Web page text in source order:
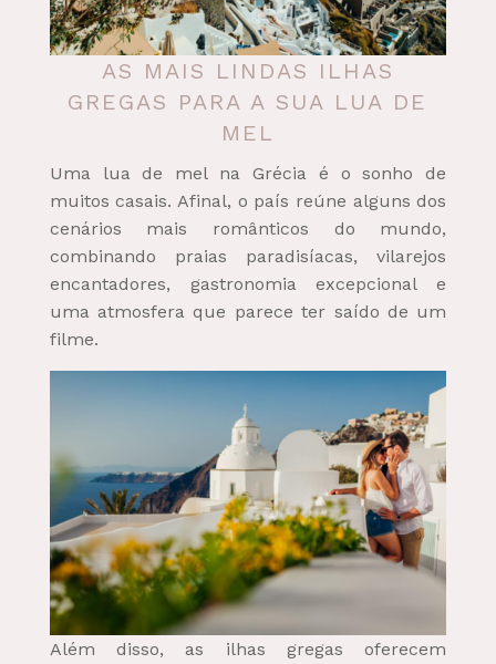
AS MAIS LINDAS ILHAS
GREGAS PARA A SUA LUA DE
MEL
Uma lua de mel na Grécia é o sonho de
muitos casais. Afinal, o país reúne alguns dos
cenários mais românticos do mundo,
combinando praias paradisíacas, vilarejos
encantadores, gastronomia excepcional e
uma atmosfera que parece ter saído de um
filme.
Além disso, as ilhas gregas oferecem